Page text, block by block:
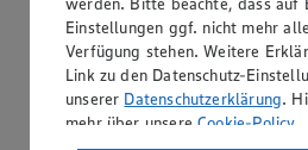
Einstellungen ggf. nicht mehr
Verfügung stehen. Weitere
Link zu den Datenschutz-
unserer Datenschutzerklärung.
mehr über unsereCookie-Policy.